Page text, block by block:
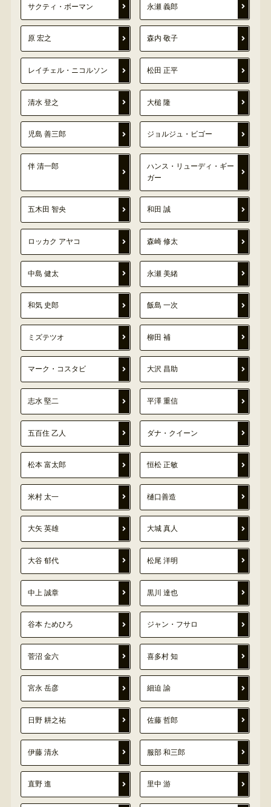
サクティ・ボーマン 永瀬 義郎
原 宏之 森内 敬子
レイチェル・ニコルソン 松田 正平
清水 登之 大槌 隆
児島 善三郎 ジョルジュ・ビゴー
伴 清一郎
ハンス・リューディ・ギー
ガー
五木田 智央 和田 誠
ロッカク アヤコ 森崎 修太
中島 健太 永瀬 美緒
和気 史郎 飯島 一次
ミズテツオ 柳田 補
マーク・コスタビ 大沢 昌助
志水 堅二 平澤 重信
五百住 乙人 ダナ・クイーン
松本 富太郎 恒松 正敏
米村 太一 樋口善造
大矢 英雄 大城 真人
大谷 郁代 松尾 洋明
中上 誠章 黒川 達也
谷本 ためひろ ジャン・フサロ
菅沼 金六 喜多村 知
宮永 岳彦 細迫 諭
日野 耕之祐 佐藤 哲郎
伊藤 清永 服部 和三郎
直野 進 里中 游